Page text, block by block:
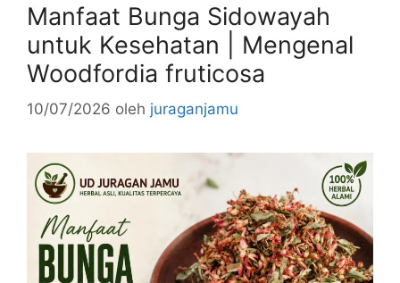
Manfaat Bunga Sidowayah
untuk Kesehatan | Mengenal
Woodfordia fruticosa
10/07/2026 oleh juraganjamu